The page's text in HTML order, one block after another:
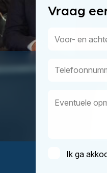
Vraag
Voor-
Telefoonnummer
Instemming
Ik ga